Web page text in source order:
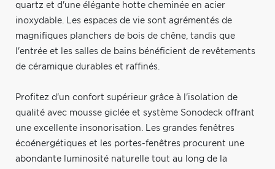
quartz et d'une élégante hotte cheminée en acier
inoxydable. Les espaces de vie sont agrémentés de
magnifiques planchers de bois de chêne, tandis que
l'entrée et les salles de bains bénéficient de revêtements
de céramique durables et raffinés.
Profitez d'un confort supérieur grâce à l'isolation de
qualité avec mousse giclée et système Sonodeck offrant
une excellente insonorisation. Les grandes fenêtres
écoénergétiques et les portes-fenêtres procurent une
abondante luminosité naturelle tout au long de la